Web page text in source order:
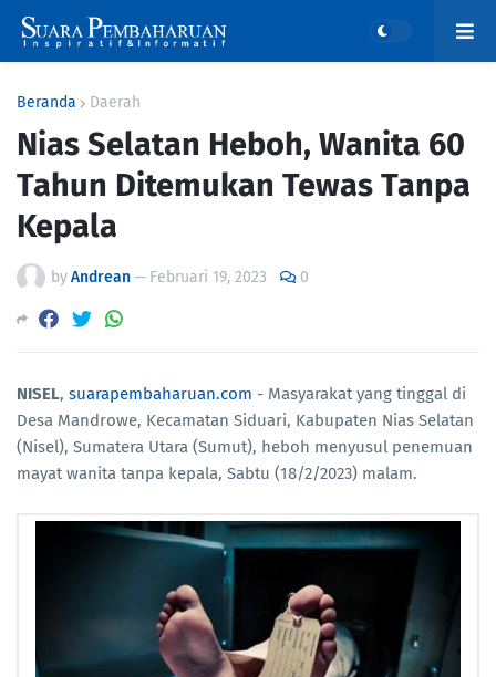
Beranda Daerah
Nias Selatan Heboh, Wanita 60
Tahun Ditemukan Tewas Tanpa
Kepala
byAndrean— Februari 19, 2023 0
NISEL, suarapembaharuan.com - Masyarakat yang tinggal di
Desa Mandrowe, Kecamatan Siduari, Kabupaten Nias Selatan
(Nisel), Sumatera Utara (Sumut), heboh menyusul penemuan
mayat wanita tanpa kepala, Sabtu (18/2/2023) malam.